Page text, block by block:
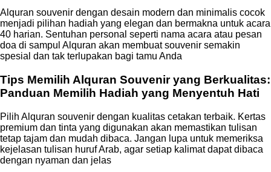
Alquran souvenir dengan desain modern dan minimalis cocok
menjadi pilihan hadiah yang elegan dan bermakna untuk acara
40 harian. Sentuhan personal seperti nama acara atau pesan
doa di sampul Alquran akan membuat souvenir semakin
spesial dan tak terlupakan bagi tamu Anda
Tips Memilih Alquran Souvenir yang Berkualitas:
Panduan Memilih Hadiah yang Menyentuh Hati
Pilih Alquran souvenir dengan kualitas cetakan terbaik. Kertas
premium dan tinta yang digunakan akan memastikan tulisan
tetap tajam dan mudah dibaca. Jangan lupa untuk memeriksa
kejelasan tulisan huruf Arab, agar setiap kalimat dapat dibaca
dengan nyaman dan jelas